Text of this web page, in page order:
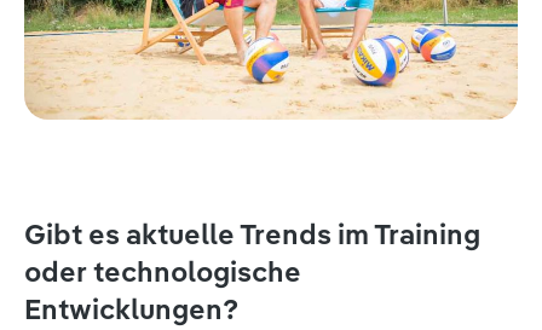
Gibt es aktuelle Trends im Training
oder technologische
Entwicklungen?